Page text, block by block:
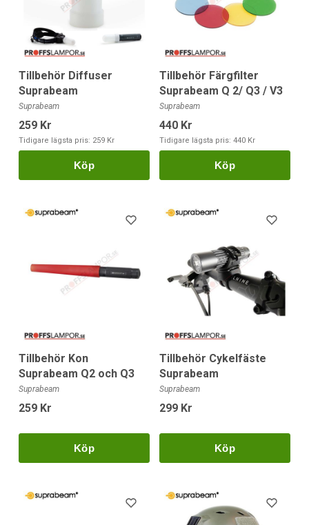
Tillbehör Diffuser
Suprabeam
Suprabeam
259 Kr
Tidigare lägsta pris: 259 Kr
Köp
Tillbehör Färgfilter
Suprabeam Q 2/ Q3 / V3
Suprabeam
440 Kr
Tidigare lägsta pris: 440 Kr
Köp
Tillbehör Kon
Suprabeam Q2 och Q3
Suprabeam
259 Kr
Köp
Tillbehör Cykelfäste
Suprabeam
Suprabeam
299 Kr
Köp